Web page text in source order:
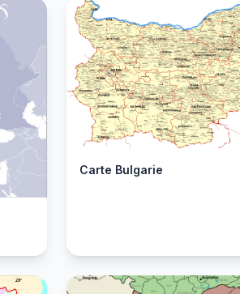
Carte Bulgarie